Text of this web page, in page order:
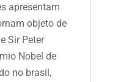
apresentam
objeto de
Sir Peter
Nobel de
no brasil,